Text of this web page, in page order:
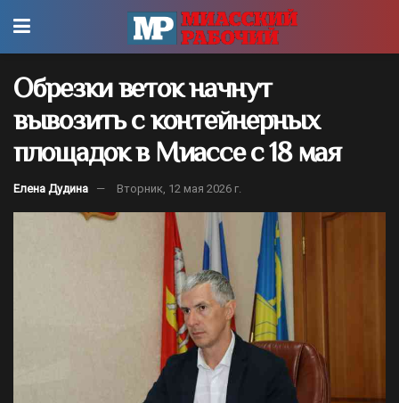
Обрезки веток начнут
вывозить с контейнерных
площадок в Миассе с 18 мая
Елена Дудина Вторник, 12 мая 2026 г.